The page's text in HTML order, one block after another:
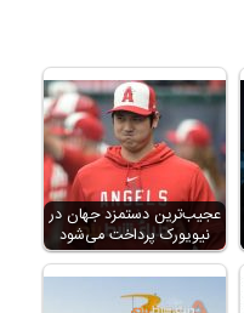
عجیب‌ترین دستمزد جهان در
نیویورک پرداخت می‌شود